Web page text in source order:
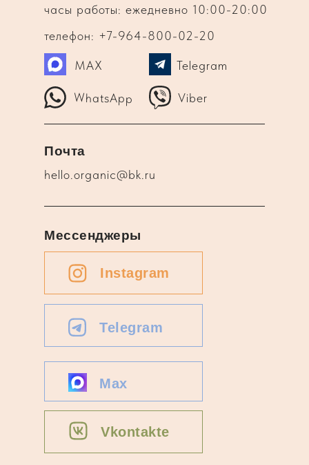
часы работы: ежедневно 10:00-20:00
телефон: +7-964-800-02-20
WhatsApp Viber
Telegram
MAX
hello.organic@bk.ru
Почта
Instagram
Telegram
Max
Vkontakte
Мессенджеры